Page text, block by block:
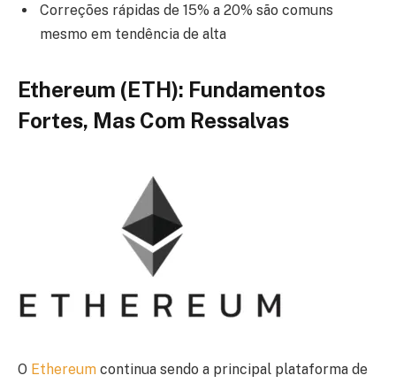
Correções rápidas de 15% a 20% são comuns
mesmo em tendência de alta
Ethereum (ETH): Fundamentos
Fortes, Mas Com Ressalvas
O Ethereum continua sendo a principal plataforma de